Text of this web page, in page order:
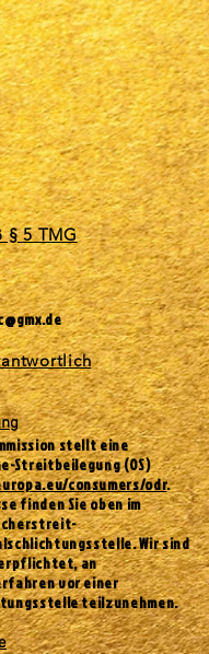
§ 5 TMG
stellt eine
Streitbeilegung (OS)
consumers/odr.
finden Sie oben im
Wir sind
an
vor einer
teilzunehmen.